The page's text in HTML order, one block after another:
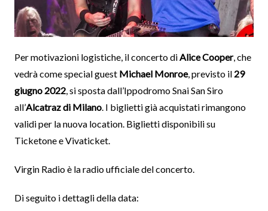
Per motivazioni logistiche, il concerto di Alice Cooper, che
vedrà come special guest Michael Monroe, previsto il 29
giugno 2022, si sposta dall’Ippodromo Snai San Siro
all’Alcatraz di Milano. I biglietti già acquistati rimangono
validi per la nuova location. Biglietti disponibili su
Ticketone e Vivaticket.
Virgin Radio è la radio ufficiale del concerto.
Di seguito i dettagli della data: